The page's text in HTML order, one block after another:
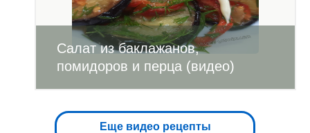
Салат из баклажанов,
помидоров и перца (видео)
Еще видео рецепты